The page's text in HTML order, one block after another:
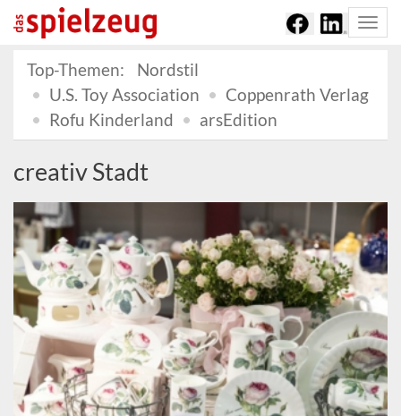
Top-Themen:
Nordstil
U.S. Toy Association
Coppenrath Verlag
Rofu Kinderland
arsEdition
creativ Stadt